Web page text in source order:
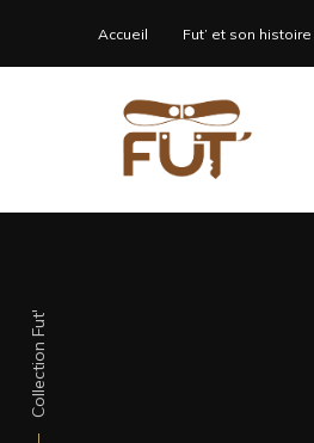
Accueil Fut’ et son histoire
Collection Fut'